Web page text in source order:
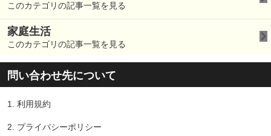
このカテゴリの記事一覧を見る
家庭生活
このカテゴリの記事一覧を見る
問い合わせ先について
1. 利用規約
2. プライバシーポリシー